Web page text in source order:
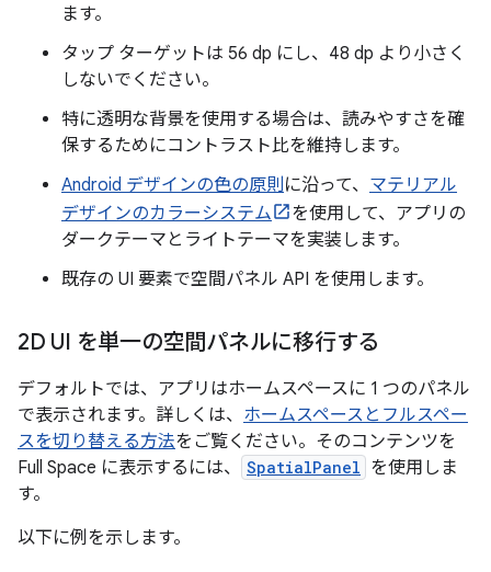
ます。
タップ ターゲットは 56 dp にし、48 dp より小さく
しないでください。
特に透明な背景を使用する場合は、読みやすさを確
保するためにコントラスト比を維持します。
Android デザインの色の原則 に沿って、 マテリアル
デザインのカラーシステム
を使用して、アプリの
ダークテーマとライトテーマを実装します。
既存の UI 要素で空間パネル API を使用します。
2D UI を単一の空間パネルに移行する
デフォルトでは、アプリはホームスペースに 1 つのパネル
で表示されます。詳しくは、 ホームスペースとフルスペー
スを切り替える方法をご覧ください。そのコンテンツを
Full Space に表示するには、
SpatialPanel を使用しま
す。
以下に例を示します。